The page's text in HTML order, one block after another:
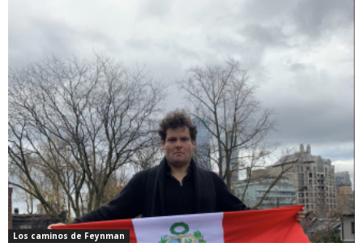
Los caminos de Feynman